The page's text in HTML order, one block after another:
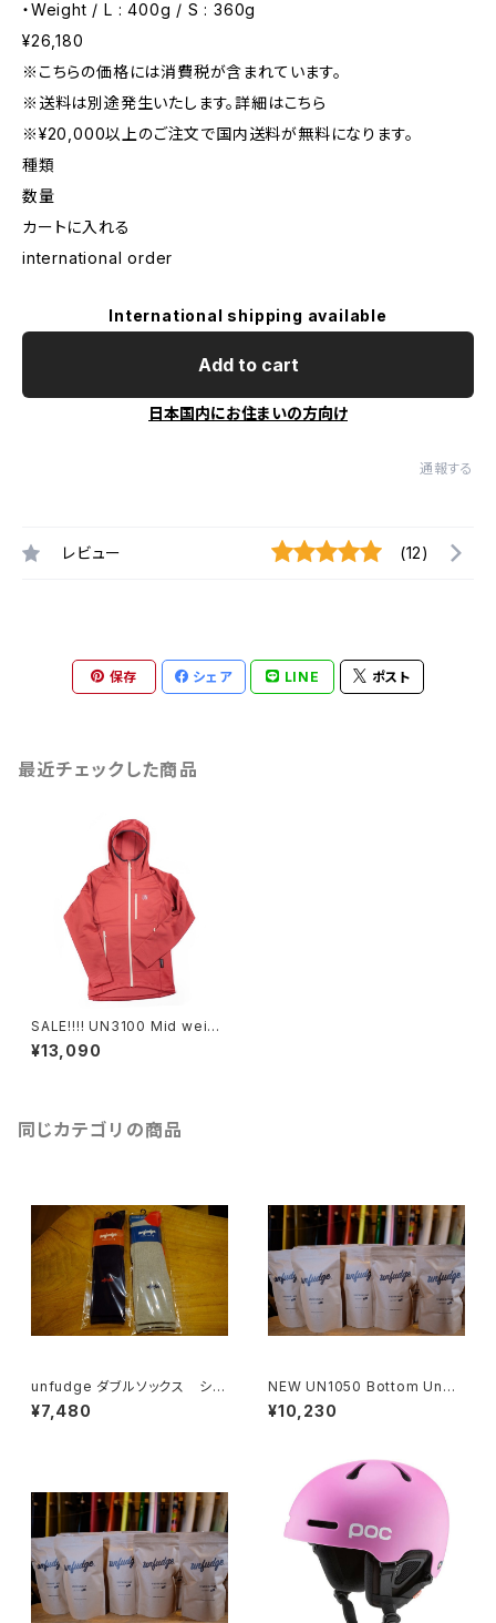
・Weight / L : 400g / S : 360g
¥26,180
※こちらの価格には消費税が含まれています。
※送料は別途発生いたします。詳細はこちら
※¥20,000以上のご注文で国内送料が無料になります。
種類
数量
カートに入れる
international order
International shipping available
Add to cart
日本国内にお住まいの方向け
通報する
レビュー (12)
保存 シェア LINE ポスト
最近チェックした商品
SALE!!!! UN3100 Mid weigh
t fleece hoody / Red ¥261
80 → ¥13090
¥13,090
同じカテゴリの商品
unfudge ダブルソックス シス
テム ２足１組
¥7,480
NEW UN1050 Bottom Unde
rwear 送料無料
¥10,230